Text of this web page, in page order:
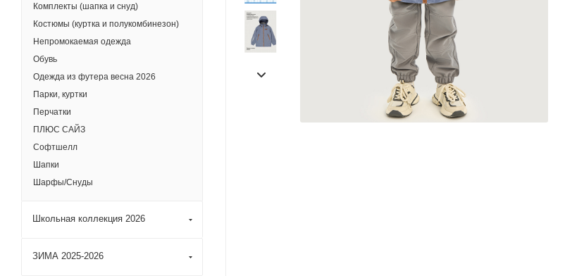
Комплекты (шапка и снуд)
Костюмы (куртка и полукомбинезон)
Непромокаемая одежда
Обувь
Одежда из футера весна 2026
Парки, куртки
Перчатки
ПЛЮС САЙЗ
Софтшелл
Шапки
Шарфы/Снуды
Школьная коллекция 2026
ЗИМА 2025-2026